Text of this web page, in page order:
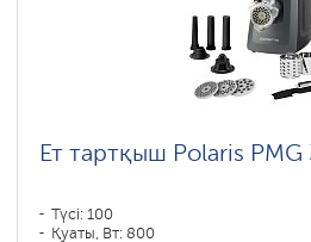
Ет тартқыш Polaris PMG
Түсі: 100
Қуаты, Вт: 800